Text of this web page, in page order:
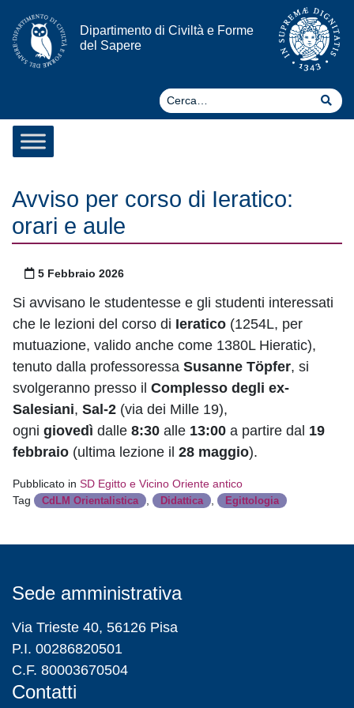
Vai al contenuto
Dipartimento di Civiltà e Forme
del Sapere
Avviso per corso di Ieratico:
orari e aule
Pubblicato il
5 Febbraio 2026
Si avvisano le studentesse e gli studenti interessati
che le lezioni del corso di Ieratico (1254L, per
mutuazione, valido anche come 1380L Hieratic),
tenuto dalla professoressa Susanne Töpfer, si
svolgeranno presso il Complesso degli ex-
Salesiani, Sal-2 (via dei Mille 19),
ogni giovedì dalle 8:30 alle 13:00 a partire dal 19
febbraio (ultima lezione il 28 maggio).
Pubblicato in SD Egitto e Vicino Oriente antico
Tag
CdLM Orientalistica Didattica Egittologia
Sede amministrativa
Via Trieste 40, 56126 Pisa
P.I. 00286820501
C.F. 80003670504
Contatti